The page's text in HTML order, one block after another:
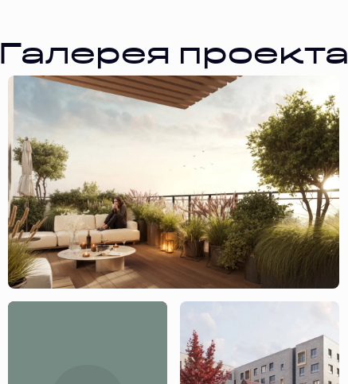
Галерея проекта